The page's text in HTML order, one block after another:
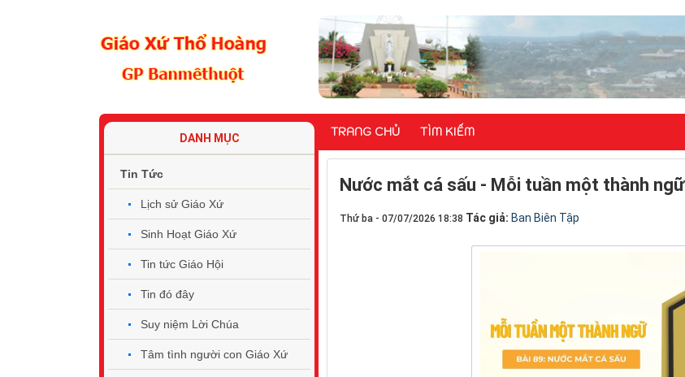
TRANG CHỦ TÌM KIẾM
Nước mắt cá sấu - Mỗi tuần một thành ngữ
Thứ ba - 07/07/2026 18:38 Tác giả: Ban Biên Tập
DANH MỤC
Tin Tức
Lịch sử Giáo Xứ
Sinh Hoạt Giáo Xứ
Tin tức Giáo Hội
Tin đó đây
Suy niệm Lời Chúa
Tâm tình người con Giáo Xứ